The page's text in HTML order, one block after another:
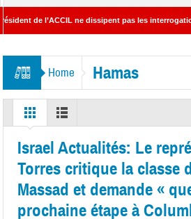
de l’ACCIL ne dissipent pas les interrogations.
Home Hamas
Israel Actualités: Le
Torres critique la classe
Massad et demande «
prochaine étape à